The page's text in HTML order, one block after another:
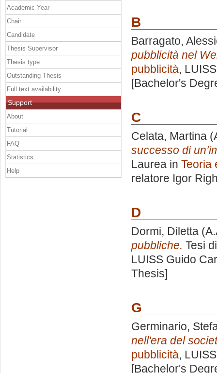
B
Barragato,
pubblicità nel
pubblicità,
[Bachelor's
C
Celata, Martina
successo di
Laurea in Teoria
relatore Igor
D
Dormi, Diletta
pubbliche. Tesi
LUISS Guido
Thesis]
G
Germinario,
nell'era del
pubblicità,
[Bachelor's
Academic Year
Chair
Candidate
Thesis Supervisor
Thesis type
Outstanding Thesis
Full text availability
Support
About
Tutorial
FAQ
Statistics
Help